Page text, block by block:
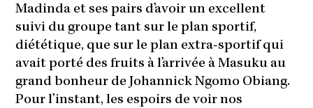
Madinda et ses pairs d’avoir un excellent
suivi du groupe tant sur le plan sportif,
diététique, que sur le plan extra-sportif qui
avait porté des fruits à l’arrivée à Masuku au
grand bonheur de Johannick Ngomo Obiang.
Pour l’instant, les espoirs de voir nos